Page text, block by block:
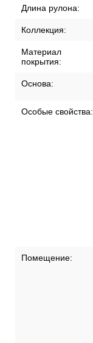
Длина рулона:
Коллекция:
Материал
покрытия:
Основа:
Особые свойства:
Помещение: